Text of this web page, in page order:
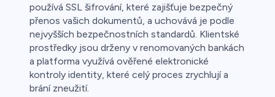
používá SSL šifrování, které zajišťuje bezpečný
přenos vašich dokumentů, a uchovává je podle
nejvyšších bezpečnostních standardů. Klientské
prostředky jsou drženy v renomovaných bankách
a platforma využívá ověřené elektronické
kontroly identity, které celý proces zrychlují a
brání zneužití.